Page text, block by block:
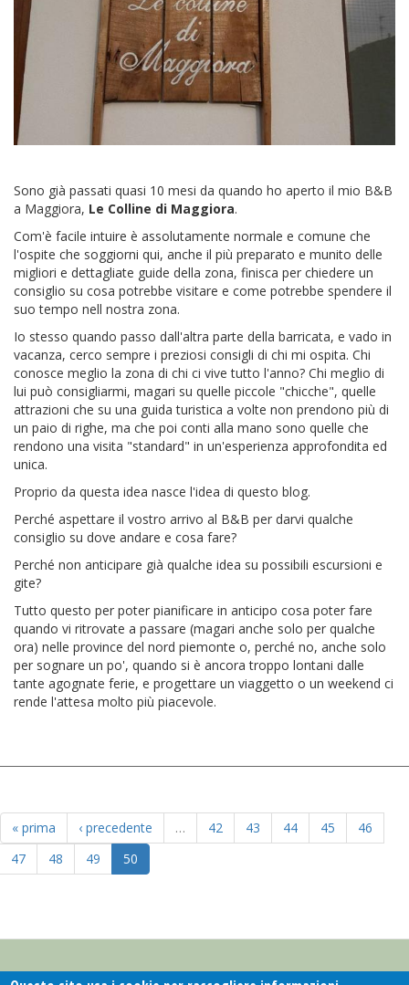
Sono già passati quasi 10 mesi da quando ho aperto il mio B&B
a Maggiora, Le Colline di Maggiora.
Com'è facile intuire è assolutamente normale e comune che
l'ospite che soggiorni qui, anche il più preparato e munito delle
migliori e dettagliate guide della zona, finisca per chiedere un
consiglio su cosa potrebbe visitare e come potrebbe spendere il
suo tempo nell nostra zona.
Io stesso quando passo dall'altra parte della barricata, e vado in
vacanza, cerco sempre i preziosi consigli di chi mi ospita. Chi
conosce meglio la zona di chi ci vive tutto l'anno? Chi meglio di
lui può consigliarmi, magari su quelle piccole "chicche", quelle
attrazioni che su una guida turistica a volte non prendono più di
un paio di righe, ma che poi conti alla mano sono quelle che
rendono una visita "standard" in un'esperienza approfondita ed
unica.
Proprio da questa idea nasce l'idea di questo blog.
Perché aspettare il vostro arrivo al B&B per darvi qualche
consiglio su dove andare e cosa fare?
Perché non anticipare già qualche idea su possibili escursioni e
gite?
Tutto questo per poter pianificare in anticipo cosa poter fare
quando vi ritrovate a passare (magari anche solo per qualche
ora) nelle province del nord piemonte o, perché no, anche solo
per sognare un po', quando si è ancora troppo lontani dalle
tante agognate ferie, e progettare un viaggetto o un weekend ci
rende l'attesa molto più piacevole.
« prima ‹ precedente … 42 43 44 45
46
47
48 49 50